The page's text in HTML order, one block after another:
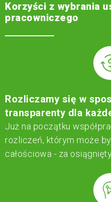
Korzyści z wybrania
pracowniczego
Rozliczamy się w
transparenty dla
Już na początku
rozliczeń, którym może
całościowa - za